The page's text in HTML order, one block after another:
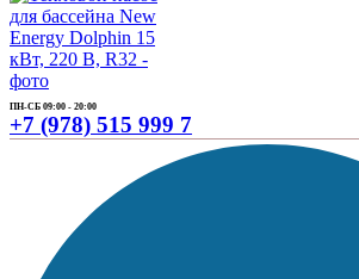
ПН-СБ 09:00 - 20:00
+7 (978) 515 999 7